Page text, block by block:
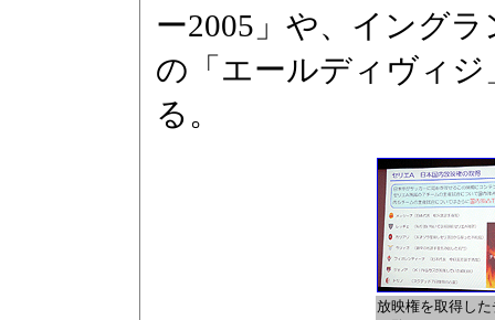
ー2005」や、イング
の「エールディヴィ
る。
放映権を取得した